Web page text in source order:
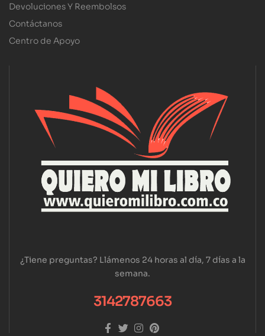
Devoluciones Y Reembolsos
Contáctanos
Centro de Apoyo
¿Tiene preguntas? Llámenos 24 horas al día, 7 días a la
semana.
3142787663